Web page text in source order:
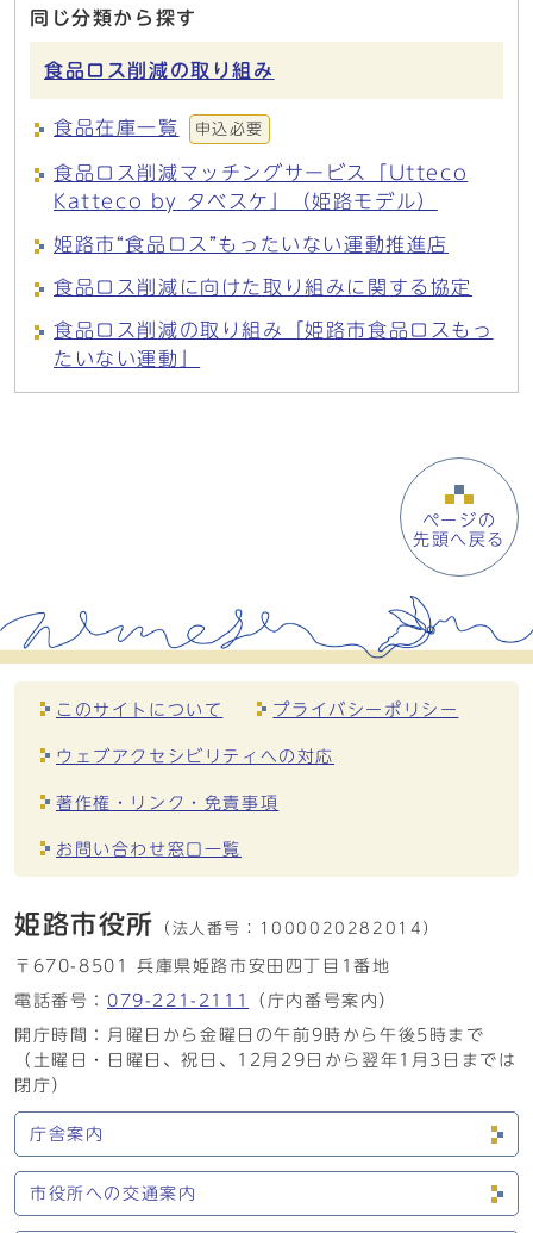
同じ分類から探す
食品ロス削減の取り組み
食品在庫一覧 申込必要
食品ロス削減マッチングサービス「Utteco
Katteco by タベスケ」（姫路モデル）
姫路市“食品ロス”もったいない運動推進店
食品ロス削減に向けた取り組みに関する協定
食品ロス削減の取り組み「姫路市食品ロスもっ
たいない運動」
ページの
先頭へ戻る
このサイトについて プライバシーポリシー
ウェブアクセシビリティへの対応
著作権・リンク・免責事項
お問い合わせ窓口一覧
姫路市役所 （法人番号： 1000020282014）
〒670-8501 兵庫県姫路市安田四丁目1番地
電話番号： 079-221-2111
（庁内番号案内）
開庁時間：月曜日から金曜日の午前9時から午後5時まで
（土曜日・日曜日、祝日、12月29日から翌年1月3日までは
閉庁）
庁舎案内
市役所への交通案内